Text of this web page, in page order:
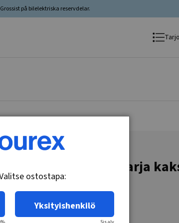
på bilelektriska reservdelar.
202-3198
taka-akselille, sarja
ostostapa:
Yksityishenkilö